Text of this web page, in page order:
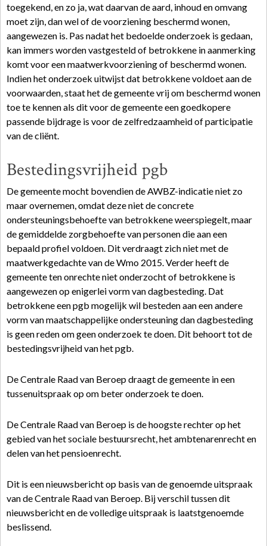
toegekend, en zo ja, wat daarvan de aard, inhoud en omvang
moet zijn, dan wel of de voorziening beschermd wonen,
aangewezen is. Pas nadat het bedoelde onderzoek is gedaan,
kan immers worden vastgesteld of betrokkene in aanmerking
komt voor een maatwerkvoorziening of beschermd wonen.
Indien het onderzoek uitwijst dat betrokkene voldoet aan de
voorwaarden, staat het de gemeente vrij om beschermd wonen
toe te kennen als dit voor de gemeente een goedkopere
passende bijdrage is voor de zelfredzaamheid of participatie
van de cliënt.
Bestedingsvrijheid pgb
De gemeente mocht bovendien de AWBZ-indicatie niet zo
maar overnemen, omdat deze niet de concrete
ondersteuningsbehoefte van betrokkene weerspiegelt, maar
de gemiddelde zorgbehoefte van personen die aan een
bepaald profiel voldoen. Dit verdraagt zich niet met de
maatwerkgedachte van de Wmo 2015. Verder heeft de
gemeente ten onrechte niet onderzocht of betrokkene is
aangewezen op enigerlei vorm van dagbesteding. Dat
betrokkene een pgb mogelijk wil besteden aan een andere
vorm van maatschappelijke ondersteuning dan dagbesteding
is geen reden om geen onderzoek te doen. Dit behoort tot de
bestedingsvrijheid van het pgb.
De Centrale Raad van Beroep draagt de gemeente in een
tussenuitspraak op om beter onderzoek te doen.
De Centrale Raad van Beroep is de hoogste rechter op het
gebied van het sociale bestuursrecht, het ambtenarenrecht en
delen van het pensioenrecht.
Dit is een nieuwsbericht op basis van de genoemde uitspraak
van de Centrale Raad van Beroep. Bij verschil tussen dit
nieuwsbericht en de volledige uitspraak is laatstgenoemde
beslissend.